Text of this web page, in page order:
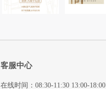
客服中心
在线时间：08:30-11:30 13:00-18:00